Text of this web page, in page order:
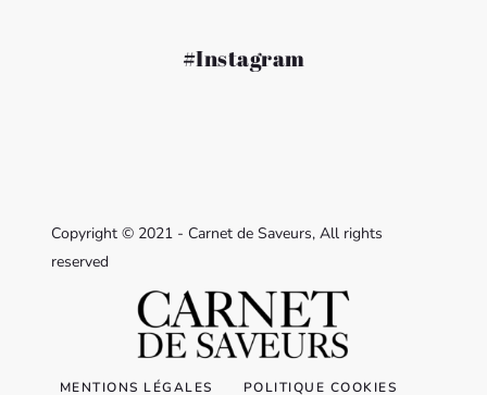
#Instagram
Copyright © 2021 - Carnet de Saveurs, All rights
reserved
MENTIONS LÉGALES POLITIQUE COOKIES